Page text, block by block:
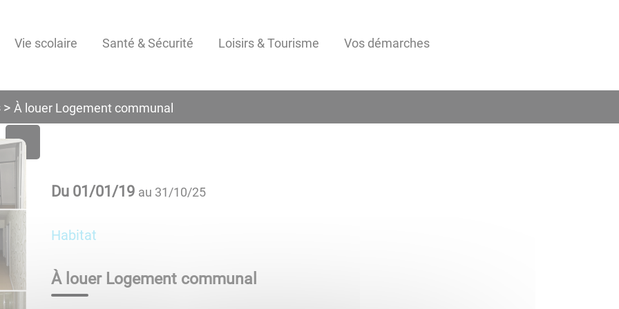
Vie scolaire Santé & Sécurité Loisirs & Tourisme Vos démarches
À louer Logement communal
Du 01/01/19 au 31/10/25
Habitat
À louer Logement communal